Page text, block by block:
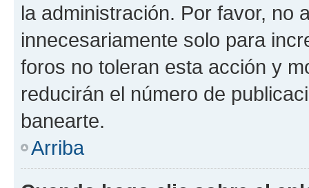
la administración. Por favor, no
innecesariamente solo para
foros no toleran esta acción y
reducirán el número de
banearte.
Arriba